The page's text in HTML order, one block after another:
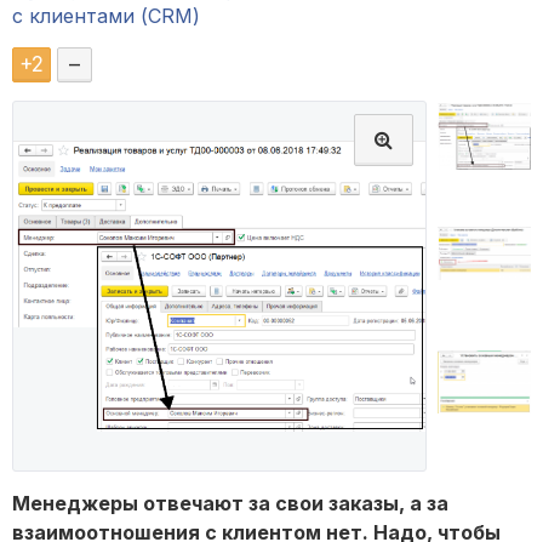
с клиентами (CRM)
+2 –
Менеджеры отвечают за свои заказы, а за
взаимоотношения с клиентом нет. Надо, чтобы